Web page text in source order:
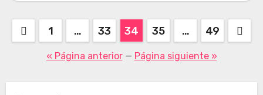
Paginación
1 … 33 34 35 … 49
« Página anterior— Página siguiente »